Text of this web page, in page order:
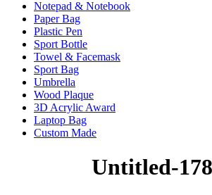
Notepad & Notebook
Paper Bag
Plastic Pen
Sport Bottle
Towel & Facemask
Sport Bag
Umbrella
Wood Plaque
3D Acrylic Award
Laptop Bag
Custom Made
Untitled-